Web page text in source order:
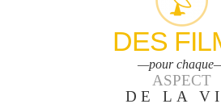
DES
—pour
ASPECT
DE LA